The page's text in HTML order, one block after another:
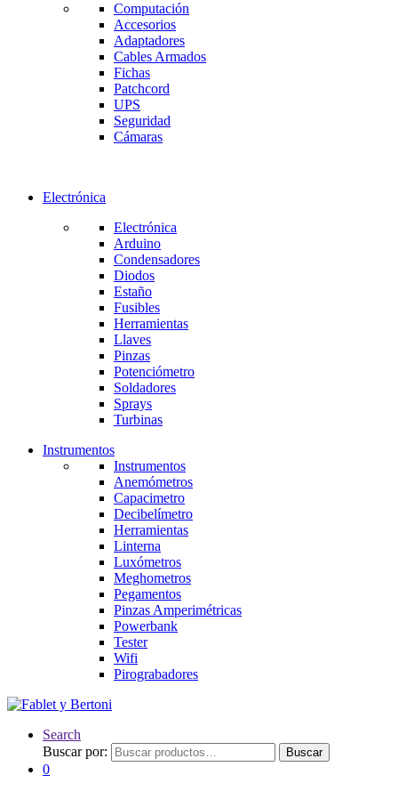
Computación
Accesorios
Adaptadores
Cables Armados
Fichas
Patchcord
UPS
Seguridad
Cámaras
Electrónica
Electrónica
Arduino
Condensadores
Diodos
Estaño
Fusibles
Herramientas
Llaves
Pinzas
Potenciómetro
Soldadores
Sprays
Turbinas
Instrumentos
Instrumentos
Anemómetros
Capacimetro
Decibelímetro
Herramientas
Linterna
Luxómetros
Meghometros
Pegamentos
Pinzas Amperimétricas
Powerbank
Tester
Wifi
Pirograbadores
Search
Buscar por:
Buscar
0